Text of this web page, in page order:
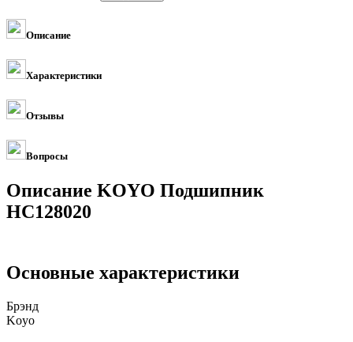
Описание
Характеристики
Отзывы
Вопросы
Описание KOYO Подшипник
HC128020
Основные характеристики
Брэнд
Koyo